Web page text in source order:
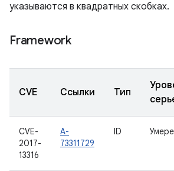
указываются в квадратных скобках.
Framework
CVE Ссылки Тип
CVE-
2017-
13316
A-
73311729
ID